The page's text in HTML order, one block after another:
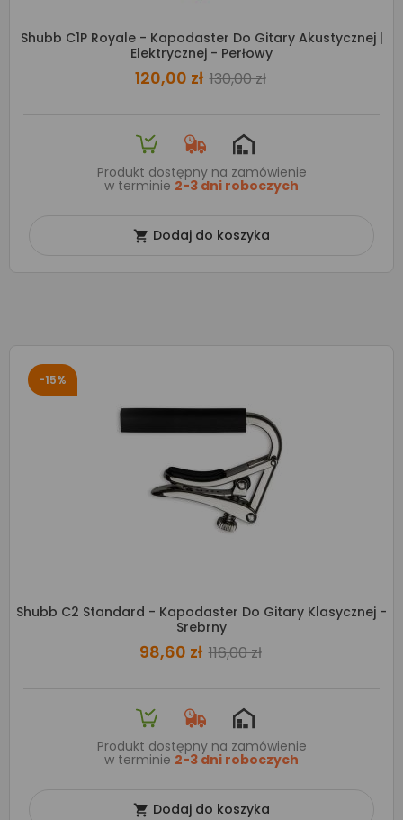
Shubb C1P Royale - Kapodaster Do Gitary Akustycznej |
Elektrycznej - Perłowy
120,00 zł 130,00 zł
Produkt dostępny na zamówienie
w terminie 2-3 dni roboczych
 Dodaj do koszyka
-15%
Shubb C2 Standard - Kapodaster Do Gitary Klasycznej -
Srebrny
98,60 zł 116,00 zł
Produkt dostępny na zamówienie
w terminie 2-3 dni roboczych
 Dodaj do koszyka